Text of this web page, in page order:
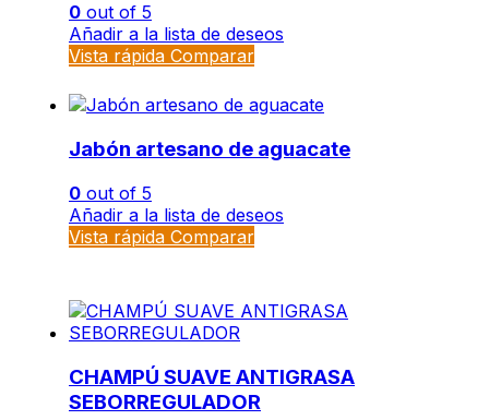
0 out of 5
Añadir a la lista de deseos
Vista rápida Comparar
Jabón artesano de aguacate
0 out of 5
Añadir a la lista de deseos
Vista rápida Comparar
CHAMPÚ SUAVE ANTIGRASA
SEBORREGULADOR